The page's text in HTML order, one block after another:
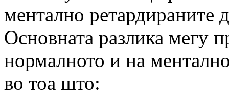
ментално ретардираните
Основната разлика мегу
нормалното и на
во тоа што: